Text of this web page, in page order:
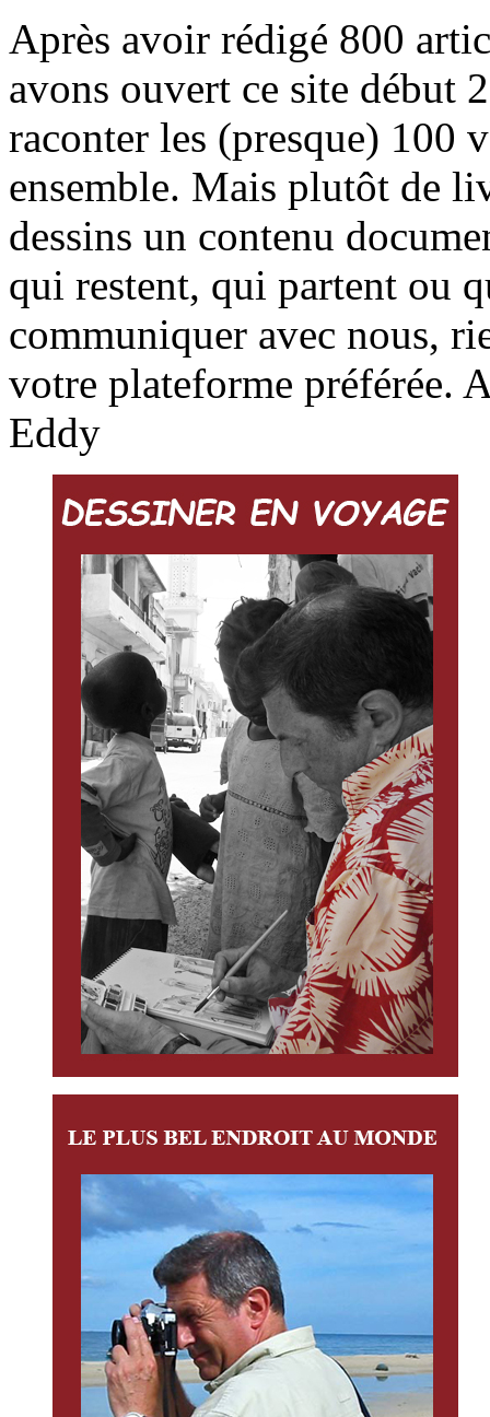
Après avoir rédigé 800
avons ouvert ce site début
raconter les (presque) 100
ensemble. Mais plutôt de
dessins un contenu
qui restent, qui partent ou
communiquer avec nous,
votre plateforme préférée.
Eddy